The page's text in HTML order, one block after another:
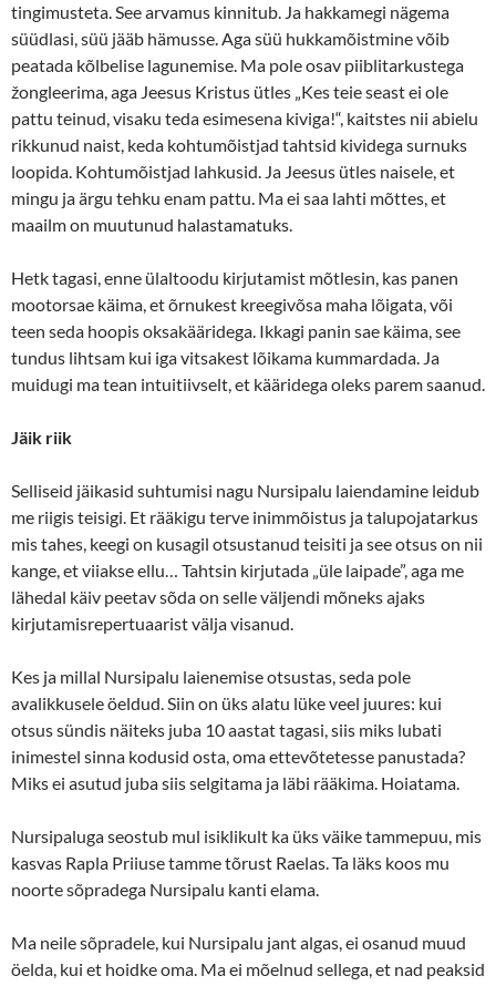
tingimusteta. See arvamus kinnitub. Ja hakkamegi nägema
süüdlasi, süü jääb hämusse. Aga süü hukkamõistmine võib
peatada kõlbelise lagunemise. Ma pole osav piiblitarkustega
žongleerima, aga Jeesus Kristus ütles „Kes teie seast ei ole
pattu teinud, visaku teda esimesena kiviga!“, kaitstes nii abielu
rikkunud naist, keda kohtumõistjad tahtsid kividega surnuks
loopida. Kohtumõistjad lahkusid. Ja Jeesus ütles naisele, et
mingu ja ärgu tehku enam pattu. Ma ei saa lahti mõttes, et
maailm on muutunud halastamatuks.
Hetk tagasi, enne ülaltoodu kirjutamist mõtlesin, kas panen
mootorsae käima, et õrnukest kreegivõsa maha lõigata, või
teen seda hoopis oksakääridega. Ikkagi panin sae käima, see
tundus lihtsam kui iga vitsakest lõikama kummardada. Ja
muidugi ma tean intuitiivselt, et kääridega oleks parem saanud.
Jäik riik
Selliseid jäikasid suhtumisi nagu Nursipalu laiendamine leidub
me riigis teisigi. Et rääkigu terve inimmõistus ja talupojatarkus
mis tahes, keegi on kusagil otsustanud teisiti ja see otsus on nii
kange, et viiakse ellu… Tahtsin kirjutada „üle laipade”, aga me
lähedal käiv peetav sõda on selle väljendi mõneks ajaks
kirjutamisrepertuaarist välja visanud.
Kes ja millal Nursipalu laienemise otsustas, seda pole
avalikkusele öeldud. Siin on üks alatu lüke veel juures: kui
otsus sündis näiteks juba 10 aastat tagasi, siis miks lubati
inimestel sinna kodusid osta, oma ettevõtetesse panustada?
Miks ei asutud juba siis selgitama ja läbi rääkima. Hoiatama.
Nursipaluga seostub mul isiklikult ka üks väike tammepuu, mis
kasvas Rapla Priiuse tamme tõrust Raelas. Ta läks koos mu
noorte sõpradega Nursipalu kanti elama.
Ma neile sõpradele, kui Nursipalu jant algas, ei osanud muud
öelda, kui et hoidke oma. Ma ei mõelnud sellega, et nad peaksid